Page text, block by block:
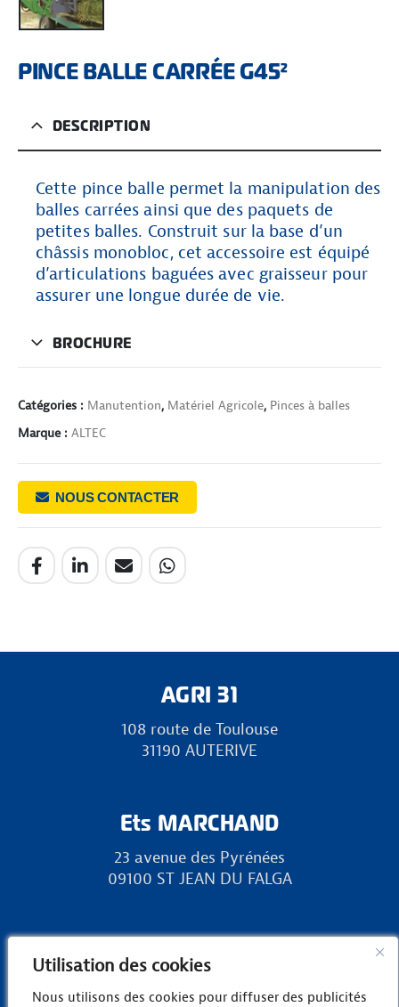
Utilisation des cookies
Nous utilisons des cookies pour diffuser des publicités
PINCE BALLE CARRÉE G45²
DESCRIPTION
Cette pince balle permet la manipulation des
balles carrées ainsi que des paquets de
petites balles. Construit sur la base d’un
châssis monobloc, cet accessoire est équipé
d’articulations baguées avec graisseur pour
assurer une longue durée de vie.
BROCHURE
Catégories : Manutention, Matériel Agricole, Pinces à balles
Marque : ALTEC
NOUS CONTACTER
AGRI 31
108 route de Toulouse
31190 AUTERIVE
Ets MARCHAND
23 avenue des Pyrénées
09100 ST JEAN DU FALGA
RURAL 31